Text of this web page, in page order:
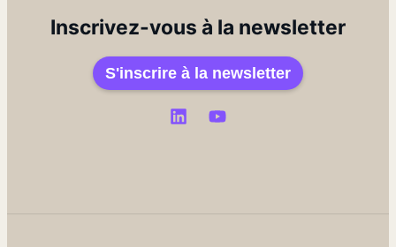
Inscrivez-vous à la newsletter
S'inscrire à la newsletter